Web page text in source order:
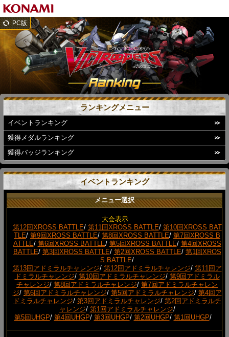
PC版
ランキングメニュー
イベントランキング
獲得メダルランキング
獲得バッジランキング
イベントランキング
メニュー選択
大会表示
第12回XROSS BATTLE/ 第11回XROSS BATTLE/ 第10回XROSS BAT
TLE/ 第9回XROSS BATTLE/ 第8回XROSS BATTLE/ 第7回XROSS B
ATTLE/ 第6回XROSS BATTLE/ 第5回XROSS BATTLE/ 第4回XROSS
BATTLE/ 第3回XROSS BATTLE/ 第2回XROSS BATTLE/ 第1回XROS
S BATTLE/
第13回アドミラルチャレンジ/ 第12回アドミラルチャレンジ/ 第11回ア
ドミラルチャレンジ/ 第10回アドミラルチャレンジ/ 第9回アドミラル
チャレンジ/ 第8回アドミラルチャレンジ/ 第7回アドミラルチャレン
ジ/ 第6回アドミラルチャレンジ/ 第5回アドミラルチャレンジ/ 第4回ア
ドミラルチャレンジ/ 第3回アドミラルチャレンジ/ 第2回アドミラルチ
ャレンジ/ 第1回アドミラルチャレンジ/
第5回UHGP/ 第4回UHGP/ 第3回UHGP/ 第2回UHGP/ 第1回UHGP/